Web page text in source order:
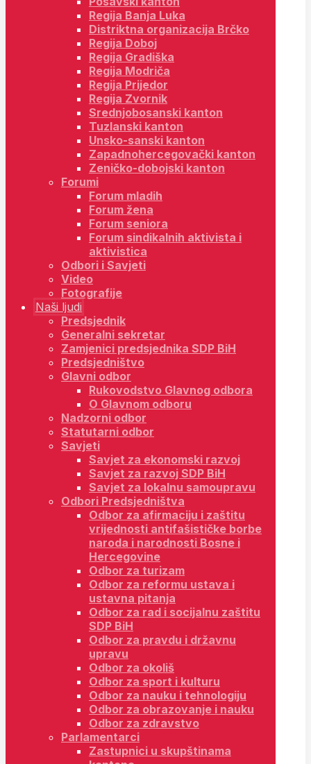
Regija Banja Luka
Distriktna organizacija Brčko
Regija Doboj
Regija Gradiška
Regija Modriča
Regija Prijedor
Regija Zvornik
Srednjobosanski kanton
Tuzlanski kanton
Unsko-sanski kanton
Zapadnohercegovački kanton
Zeničko-dobojski kanton
Forumi
Forum mladih
Forum žena
Forum seniora
Forum sindikalnih aktivista i
aktivistica
Odbori i Savjeti
Video
Fotografije
Naši ljudi
Predsjednik
Generalni sekretar
Zamjenici predsjednika SDP BiH
Predsjedništvo
Glavni odbor
Rukovodstvo Glavnog odbora
O Glavnom odboru
Nadzorni odbor
Statutarni odbor
Savjeti
Savjet za ekonomski razvoj
Savjet za razvoj SDP BiH
Savjet za lokalnu samoupravu
Odbori Predsjedništva
Odbor za afirmaciju i zaštitu
vrijednosti antifašističke borbe
naroda i narodnosti Bosne i
Hercegovine
Odbor za turizam
Odbor za reformu ustava i
ustavna pitanja
Odbor za rad i socijalnu zaštitu
SDP BiH
Odbor za pravdu i državnu
upravu
Odbor za okoliš
Odbor za sport i kulturu
Odbor za nauku i tehnologiju
Odbor za obrazovanje i nauku
Odbor za zdravstvo
Parlamentarci
Zastupnici u skupštinama